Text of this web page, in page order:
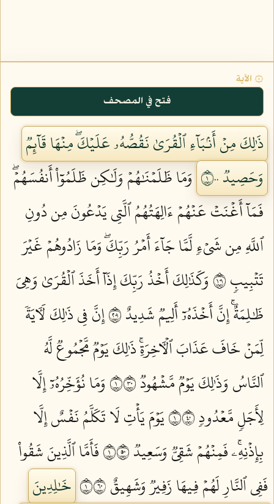
۞ الآية
فتح في المصحف
ذَٰلِكَ مِنۡ أَنۢبَآءِ ٱلۡقُرَىٰ نَقُصُّهُۥ عَلَيۡكَۖ مِنۡهَا قَآئِمٞ
وَحَصِيدٞ ١٠٠
وَمَا ظَلَمۡنَٰهُمۡ وَلَٰكِن ظَلَمُوٓاْ أَنفُسَهُمۡۖ
فَمَآ أَغۡنَتۡ عَنۡهُمۡ ءَالِهَتُهُمُ ٱلَّتِي يَدۡعُونَ مِن دُونِ
ٱللَّهِ مِن شَيۡءٖ لَّمَّا جَآءَ أَمۡرُ رَبِّكَۖ وَمَا زَادُوهُمۡ غَيۡرَ
تَتۡبِيبٖ ١٠١
وَكَذَٰلِكَ أَخۡذُ رَبِّكَ إِذَآ أَخَذَ ٱلۡقُرَىٰ وَهِيَ
ظَٰلِمَةٌۚ إِنَّ أَخۡذَهُۥٓ أَلِيمٞ شَدِيدٌ ١٠٢
إِنَّ فِي ذَٰلِكَ لَأٓيَةٗ
لِّمَنۡ خَافَ عَذَابَ ٱلۡأٓخِرَةِۚ ذَٰلِكَ يَوۡمٞ مَّجۡمُوعٞ لَّهُ
ٱلنَّاسُ وَذَٰلِكَ يَوۡمٞ مَّشۡهُودٞ ١٠٣
وَمَا نُؤَخِّرُهُۥٓ إِلَّا
لِأَجَلٖ مَّعۡدُودٖ ١٠٤
يَوۡمَ يَأۡتِ لَا تَكَلَّمُ نَفۡسٌ إِلَّا
بِإِذۡنِهِۦۚ فَمِنۡهُمۡ شَقِيّٞ وَسَعِيدٞ ١٠٥
فَأَمَّا ٱلَّذِينَ شَقُواْ
فَفِي ٱلنَّارِ لَهُمۡ فِيهَا زَفِيرٞ وَشَهِيقٌ ١٠٦
خَٰلِدِينَ